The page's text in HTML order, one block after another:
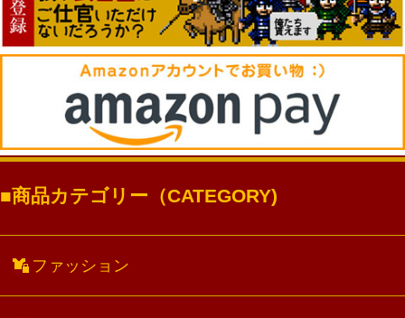
商品カテゴリー（CATEGORY)
ファッション